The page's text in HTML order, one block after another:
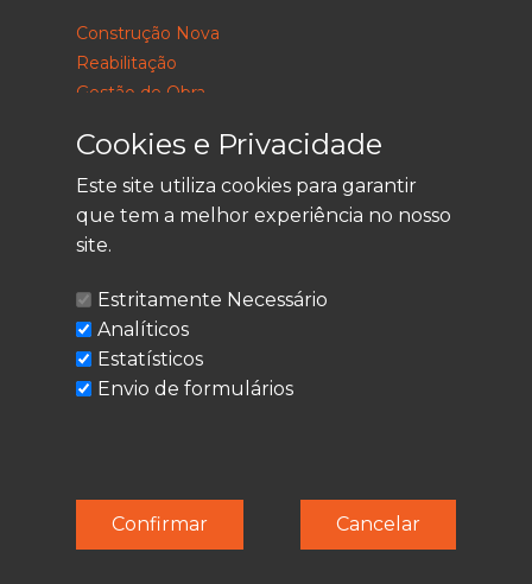
Construção Nova
Reabilitação
Gestão de Obra
LEGAL
Política de Privacidade
Termos de Utilização
Cookies
© Techolder. Todos os direitos reservados.
SmashLine
Cookies e Privacidade
Este site utiliza cookies para garantir
que tem a melhor experiência no nosso
site.
Estritamente Necessário
Analíticos
Estatísticos
Envio de formulários
Cancelar
Confirmar